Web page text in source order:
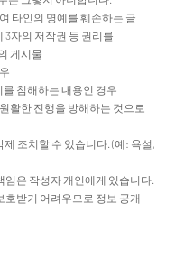
타인의 명예를 훼손하는 글
3자의 저작권 등 권리를
게시물
침해하는 내용인 경우
활한 진행을 방해하는 것으로
조치할 수 있습니다. (예: 욕설,
은 작성자 개인에게 있습니다.
호받기 어려우므로 정보 공개